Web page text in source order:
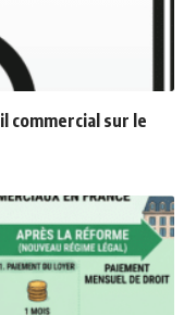
commercial sur le